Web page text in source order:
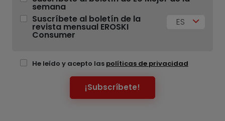
semana
Suscríbete al boletín de la
revista mensual EROSKI
Consumer
ES
He leído y acepto las políticas de privacidad
¡Subscríbete!